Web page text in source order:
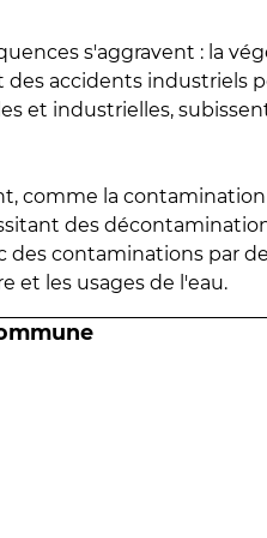
s'aggravent : la
accidents industriels
et industrielles,
comme la
des
des contaminations par
et les usages de l'eau.